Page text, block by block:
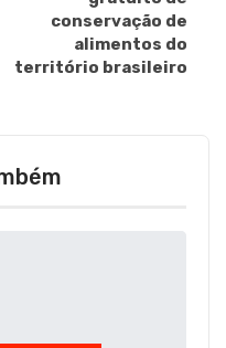
conservação de
alimentos do
território brasileiro